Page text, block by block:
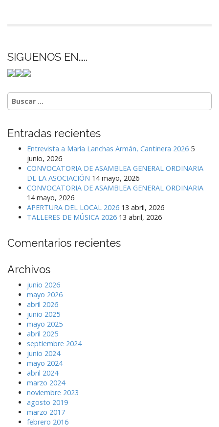
SIGUENOS EN…..
Buscar:
Entradas recientes
Entrevista a María Lanchas Armán, Cantinera 2026 5
junio, 2026
CONVOCATORIA DE ASAMBLEA GENERAL ORDINARIA
DE LA ASOCIACIÓN 14 mayo, 2026
CONVOCATORIA DE ASAMBLEA GENERAL ORDINARIA
14 mayo, 2026
APERTURA DEL LOCAL 2026 13 abril, 2026
TALLERES DE MÚSICA 2026 13 abril, 2026
Comentarios recientes
Archivos
junio 2026
mayo 2026
abril 2026
junio 2025
mayo 2025
abril 2025
septiembre 2024
junio 2024
mayo 2024
abril 2024
marzo 2024
noviembre 2023
agosto 2019
marzo 2017
febrero 2016